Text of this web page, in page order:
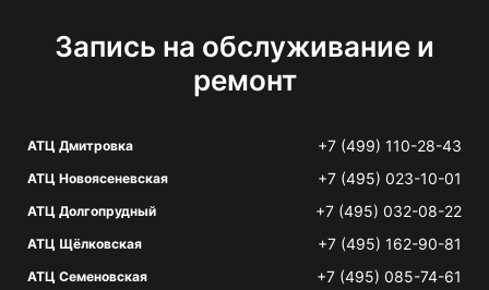
Запись на обслуживание и
ремонт
АТЦ Дмитровка +7 (499) 110-28-43
АТЦ Новоясеневская +7 (495) 023-10-01
АТЦ Долгопрудный +7 (495) 032-08-22
АТЦ Щёлковская +7 (495) 162-90-81
АТЦ Семеновская +7 (495) 085-74-61